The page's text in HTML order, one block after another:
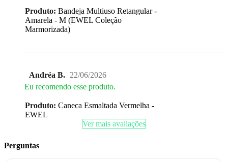
Produto: Bandeja Multiuso Retangular -
Amarela - M (EWEL Coleção
Marmorizada)
Andréa B. 22/06/2026
Eu recomendo esse produto.
Produto: Caneca Esmaltada Vermelha -
EWEL
Ver mais avaliações
Perguntas